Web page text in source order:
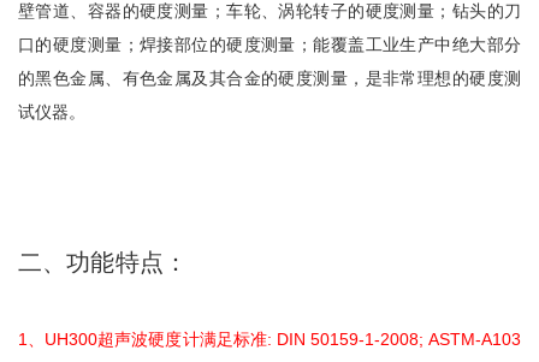
壁管道、容器的硬度测量；车轮、涡轮转子的硬度测量；钻头的刀
口的硬度测量；焊接部位的硬度测量；能覆盖工业生产中绝大部分
的黑色金属、有色金属及其合金的硬度测量，是非常理想的硬度测
试仪器。
二、功能特点：
1、UH300超声波硬度计满足标准: DIN 50159-1-2008; ASTM-A103